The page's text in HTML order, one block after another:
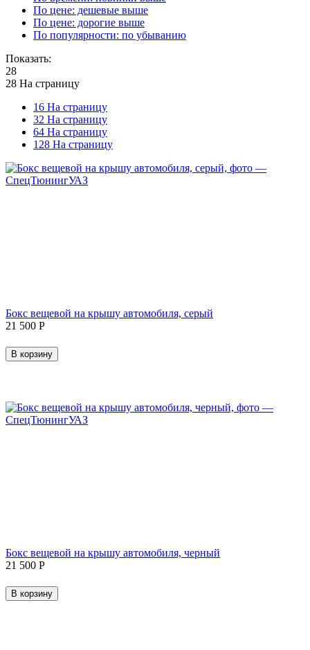
По цене: дешевые выше
По цене: дорогие выше
По популярности: по убыванию
Показать:
28
28 На страницу
16 На страницу
32 На страницу
64 На страницу
128 На страницу
Бокс вещевой на крышу автомобиля, серый
21 500 Р
В корзину
Бокс вещевой на крышу автомобиля, черный
21 500 Р
В корзину